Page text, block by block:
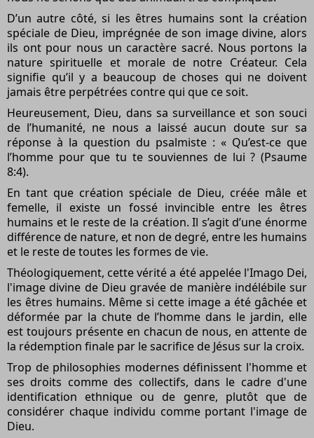
D’un autre côté, si les êtres humains sont la création
spéciale de Dieu, imprégnée de son image divine, alors
ils ont pour nous un caractère sacré. Nous portons la
nature spirituelle et morale de notre Créateur. Cela
signifie qu’il y a beaucoup de choses qui ne doivent
jamais être perpétrées contre qui que ce soit.
Heureusement, Dieu, dans sa surveillance et son souci
de l’humanité, ne nous a laissé aucun doute sur sa
réponse à la question du psalmiste : « Qu’est-ce que
l’homme pour que tu te souviennes de lui ? (Psaume
8:4).
En tant que création spéciale de Dieu, créée mâle et
femelle, il existe un fossé invincible entre les êtres
humains et le reste de la création. Il s’agit d’une énorme
différence de nature, et non de degré, entre les humains
et le reste de toutes les formes de vie.
Théologiquement, cette vérité a été appelée l'Imago Dei,
l'image divine de Dieu gravée de manière indélébile sur
les êtres humains. Même si cette image a été gâchée et
déformée par la chute de l’homme dans le jardin, elle
est toujours présente en chacun de nous, en attente de
la rédemption finale par le sacrifice de Jésus sur la croix.
Trop de philosophies modernes définissent l'homme et
ses droits comme des collectifs, dans le cadre d'une
identification ethnique ou de genre, plutôt que de
considérer chaque individu comme portant l'image de
Dieu.